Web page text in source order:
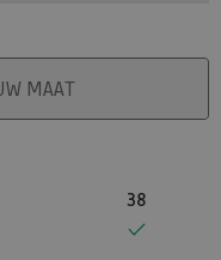
MAAT
38